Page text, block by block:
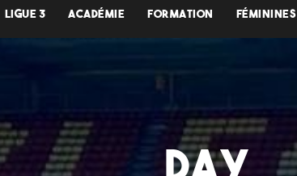
LIGUE 3 ACADÉMIE FORMATION FÉMININES
DAY